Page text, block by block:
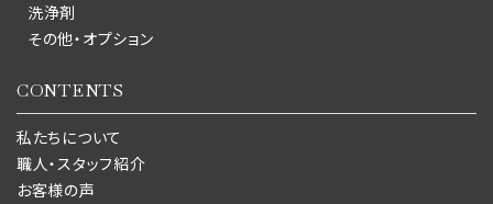
洗浄剤
その他・オプション
CONTENTS
私たちについて
職人・スタッフ紹介
お客様の声